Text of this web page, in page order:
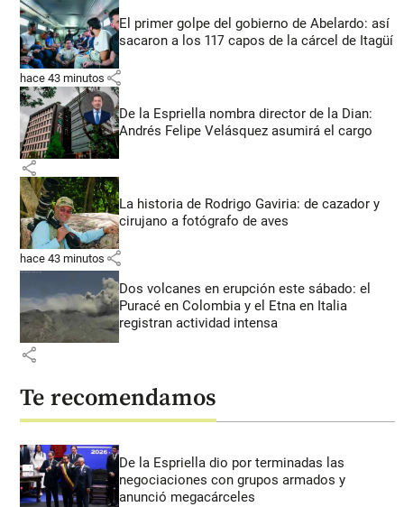
El primer golpe del gobierno de Abelardo: así
sacaron a los 117 capos de la cárcel de Itagüí
hace 43 minutos share
De la Espriella nombra director de la Dian:
Andrés Felipe Velásquez asumirá el cargo
share
La historia de Rodrigo Gaviria: de cazador y
cirujano a fotógrafo de aves
hace 43 minutos share
Dos volcanes en erupción este sábado: el
Puracé en Colombia y el Etna en Italia
registran actividad intensa
share
Te recomendamos
De la Espriella dio por terminadas las
negociaciones con grupos armados y
anunció megacárceles